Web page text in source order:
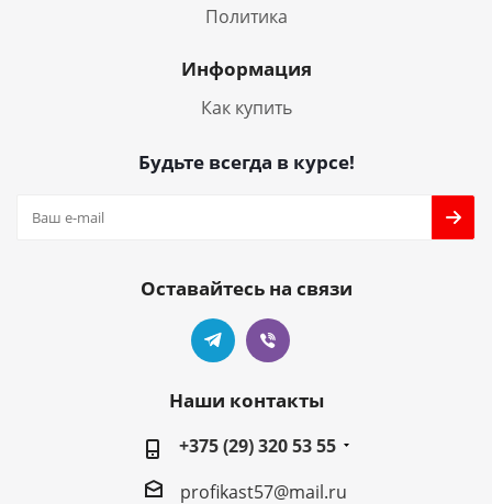
Политика
Информация
Как купить
Будьте всегда в курсе!
Оставайтесь на связи
Наши контакты
+375 (29) 320 53 55
profikast57@mail.ru